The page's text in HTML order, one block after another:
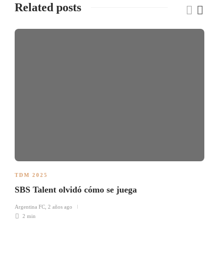
Related posts
TDM 2025
SBS Talent olvidó cómo se juega
Argentina FC, 2 años ago
2 min